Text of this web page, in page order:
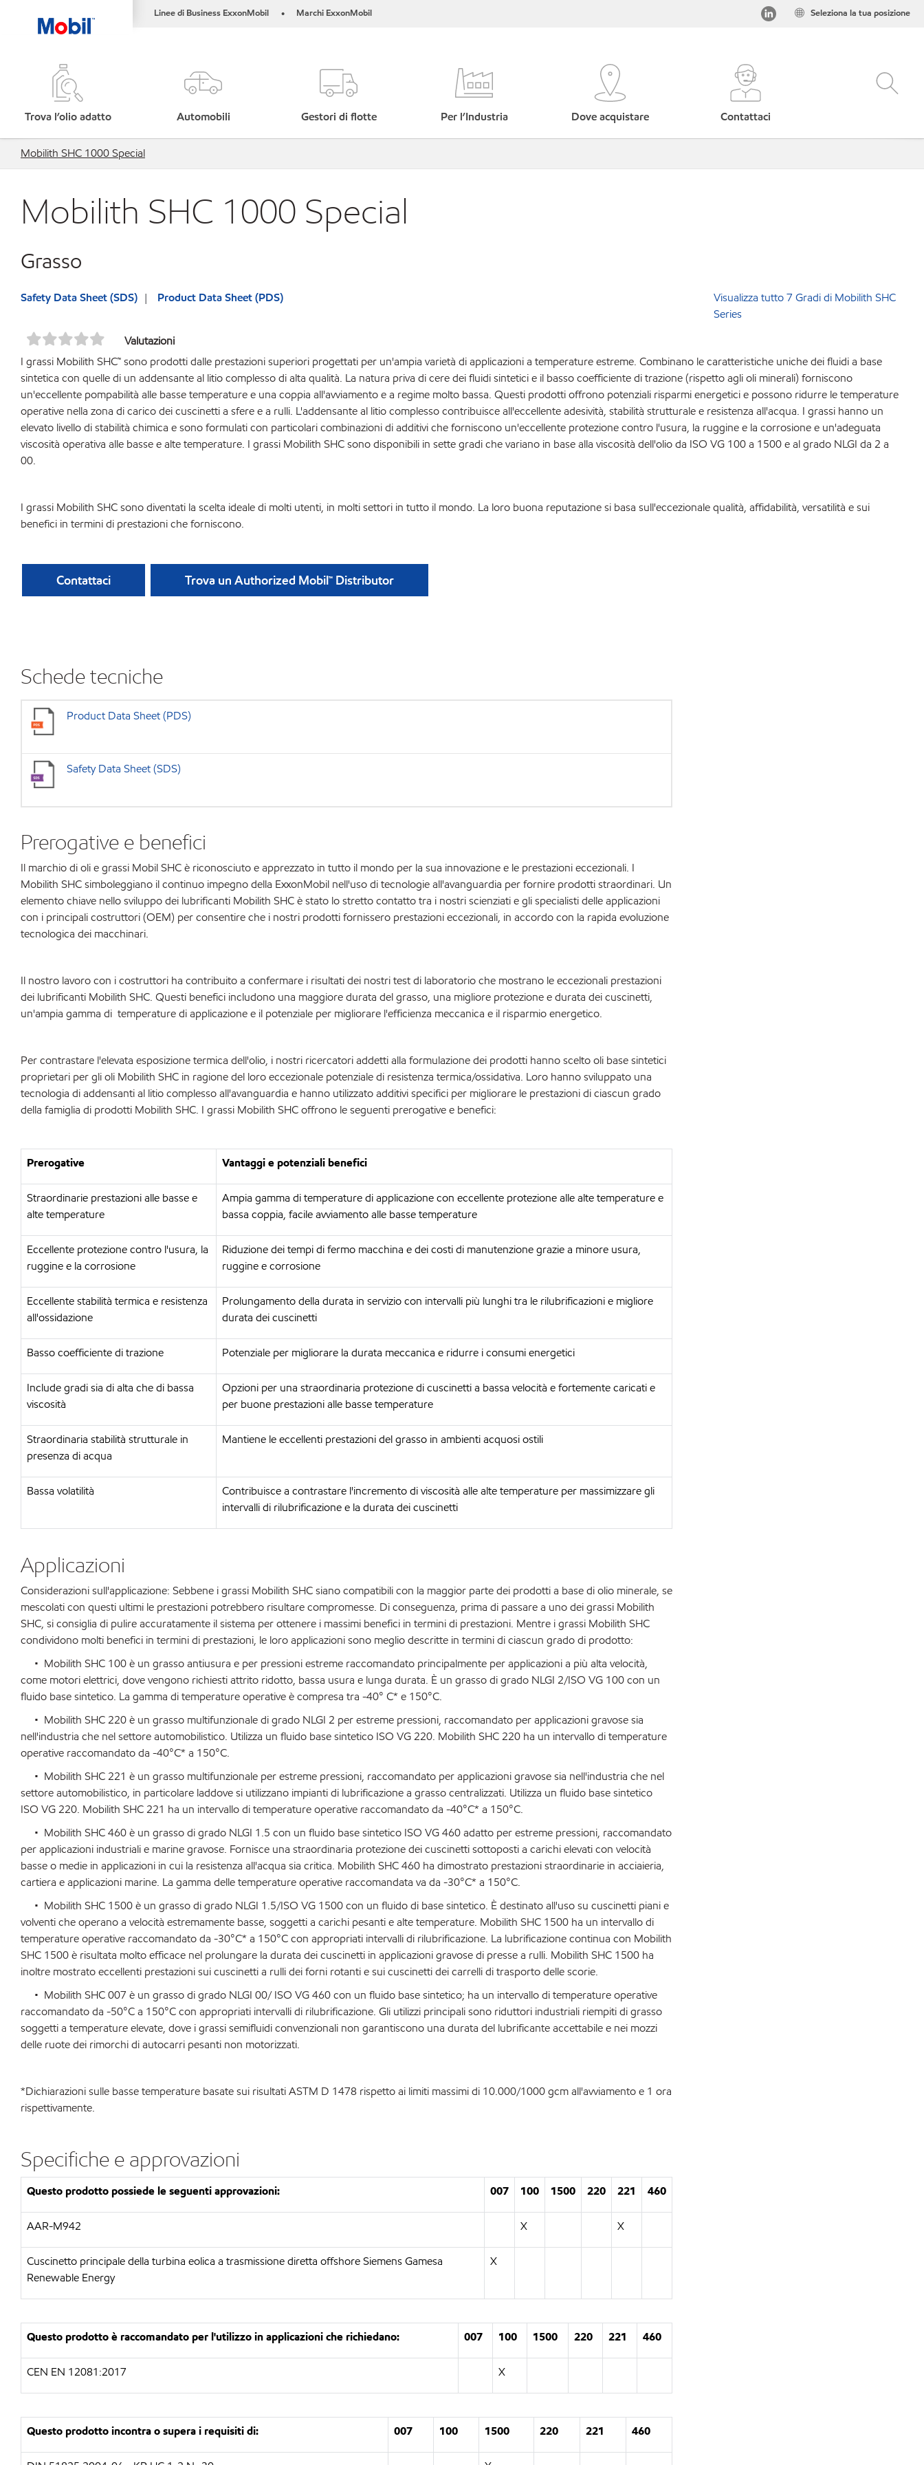
Linee di Business ExxonMobil • Marchi ExxonMobil Seleziona la tua posizione
Trova l’olio adatto Automobili Gestori di flotte Per l’Industria Dove acquistare Contattaci
Mobilith SHC 1000 Special
Mobilith SHC 1000 Special
Grasso
Safety Data Sheet (SDS) Product Data Sheet (PDS)
Visualizza tutto 7 Gradi di Mobilith SHC
Series
Valutazioni
I grassi Mobilith SHC™ sono prodotti dalle prestazioni superiori progettati per un'ampia varietà di applicazioni a temperature estreme. Combinano le caratteristiche uniche dei fluidi a base
sintetica con quelle di un addensante al litio complesso di alta qualità. La natura priva di cere dei fluidi sintetici e il basso coefficiente di trazione (rispetto agli oli minerali) forniscono
un'eccellente pompabilità alle basse temperature e una coppia all'avviamento e a regime molto bassa. Questi prodotti offrono potenziali risparmi energetici e possono ridurre le temperature
operative nella zona di carico dei cuscinetti a sfere e a rulli. L'addensante al litio complesso contribuisce all'eccellente adesività, stabilità strutturale e resistenza all'acqua. I grassi hanno un
elevato livello di stabilità chimica e sono formulati con particolari combinazioni di additivi che forniscono un'eccellente protezione contro l'usura, la ruggine e la corrosione e un'adeguata
viscosità operativa alle basse e alte temperature. I grassi Mobilith SHC sono disponibili in sette gradi che variano in base alla viscosità dell'olio da ISO VG 100 a 1500 e al grado NLGI da 2 a
00.
I grassi Mobilith SHC sono diventati la scelta ideale di molti utenti, in molti settori in tutto il mondo. La loro buona reputazione si basa sull'eccezionale qualità, affidabilità, versatilità e sui
benefici in termini di prestazioni che forniscono.
Contattaci Trova un Authorized Mobil™ Distributor
Schede tecniche
Product Data Sheet (PDS)
Safety Data Sheet (SDS)
Prerogative e benefici
Il marchio di oli e grassi Mobil SHC è riconosciuto e apprezzato in tutto il mondo per la sua innovazione e le prestazioni eccezionali. I
Mobilith SHC simboleggiano il continuo impegno della ExxonMobil nell'uso di tecnologie all'avanguardia per fornire prodotti straordinari. Un
elemento chiave nello sviluppo dei lubrificanti Mobilith SHC è stato lo stretto contatto tra i nostri scienziati e gli specialisti delle applicazioni
con i principali costruttori (OEM) per consentire che i nostri prodotti fornissero prestazioni eccezionali, in accordo con la rapida evoluzione
tecnologica dei macchinari.
Il nostro lavoro con i costruttori ha contribuito a confermare i risultati dei nostri test di laboratorio che mostrano le eccezionali prestazioni
dei lubrificanti Mobilith SHC. Questi benefici includono una maggiore durata del grasso, una migliore protezione e durata dei cuscinetti,
un'ampia gamma di temperature di applicazione e il potenziale per migliorare l'efficienza meccanica e il risparmio energetico.
Per contrastare l'elevata esposizione termica dell'olio, i nostri ricercatori addetti alla formulazione dei prodotti hanno scelto oli base sintetici
proprietari per gli oli Mobilith SHC in ragione del loro eccezionale potenziale di resistenza termica/ossidativa. Loro hanno sviluppato una
tecnologia di addensanti al litio complesso all'avanguardia e hanno utilizzato additivi specifici per migliorare le prestazioni di ciascun grado
della famiglia di prodotti Mobilith SHC. I grassi Mobilith SHC offrono le seguenti prerogative e benefici:
Prerogative Vantaggi e potenziali benefici
Straordinarie prestazioni alle basse e
alte temperature
Ampia gamma di temperature di applicazione con eccellente protezione alle alte temperature e
bassa coppia, facile avviamento alle basse temperature
Eccellente protezione contro l'usura, la
ruggine e la corrosione
Riduzione dei tempi di fermo macchina e dei costi di manutenzione grazie a minore usura,
ruggine e corrosione
Eccellente stabilità termica e resistenza
all'ossidazione
Prolungamento della durata in servizio con intervalli più lunghi tra le rilubrificazioni e migliore
durata dei cuscinetti
Basso coefficiente di trazione Potenziale per migliorare la durata meccanica e ridurre i consumi energetici
Include gradi sia di alta che di bassa
viscosità
Opzioni per una straordinaria protezione di cuscinetti a bassa velocità e fortemente caricati e
per buone prestazioni alle basse temperature
Straordinaria stabilità strutturale in
presenza di acqua
Mantiene le eccellenti prestazioni del grasso in ambienti acquosi ostili
Bassa volatilità
Contribuisce a contrastare l'incremento di viscosità alle alte temperature per massimizzare gli
intervalli di rilubrificazione e la durata dei cuscinetti
Applicazioni
Considerazioni sull'applicazione: Sebbene i grassi Mobilith SHC siano compatibili con la maggior parte dei prodotti a base di olio minerale, se
mescolati con questi ultimi le prestazioni potrebbero risultare compromesse. Di conseguenza, prima di passare a uno dei grassi Mobilith
SHC, si consiglia di pulire accuratamente il sistema per ottenere i massimi benefici in termini di prestazioni. Mentre i grassi Mobilith SHC
condividono molti benefici in termini di prestazioni, le loro applicazioni sono meglio descritte in termini di ciascun grado di prodotto:
• Mobilith SHC 100 è un grasso antiusura e per pressioni estreme raccomandato principalmente per applicazioni a più alta velocità,
come motori elettrici, dove vengono richiesti attrito ridotto, bassa usura e lunga durata. È un grasso di grado NLGI 2/ISO VG 100 con un
fluido base sintetico. La gamma di temperature operative è compresa tra -40° C* e 150°C.
• Mobilith SHC 220 è un grasso multifunzionale di grado NLGI 2 per estreme pressioni, raccomandato per applicazioni gravose sia
nell'industria che nel settore automobilistico. Utilizza un fluido base sintetico ISO VG 220. Mobilith SHC 220 ha un intervallo di temperature
operative raccomandato da -40°C* a 150°C.
• Mobilith SHC 221 è un grasso multifunzionale per estreme pressioni, raccomandato per applicazioni gravose sia nell'industria che nel
settore automobilistico, in particolare laddove si utilizzano impianti di lubrificazione a grasso centralizzati. Utilizza un fluido base sintetico
ISO VG 220. Mobilith SHC 221 ha un intervallo di temperature operative raccomandato da -40°C* a 150°C.
• Mobilith SHC 460 è un grasso di grado NLGI 1.5 con un fluido base sintetico ISO VG 460 adatto per estreme pressioni, raccomandato
per applicazioni industriali e marine gravose. Fornisce una straordinaria protezione dei cuscinetti sottoposti a carichi elevati con velocità
basse o medie in applicazioni in cui la resistenza all'acqua sia critica. Mobilith SHC 460 ha dimostrato prestazioni straordinarie in acciaieria,
cartiera e applicazioni marine. La gamma delle temperature operative raccomandata va da -30°C* a 150°C.
• Mobilith SHC 1500 è un grasso di grado NLGI 1.5/ISO VG 1500 con un fluido di base sintetico. È destinato all'uso su cuscinetti piani e
volventi che operano a velocità estremamente basse, soggetti a carichi pesanti e alte temperature. Mobilith SHC 1500 ha un intervallo di
temperature operative raccomandato da -30°C* a 150°C con appropriati intervalli di rilubrificazione. La lubrificazione continua con Mobilith
SHC 1500 è risultata molto efficace nel prolungare la durata dei cuscinetti in applicazioni gravose di presse a rulli. Mobilith SHC 1500 ha
inoltre mostrato eccellenti prestazioni sui cuscinetti a rulli dei forni rotanti e sui cuscinetti dei carrelli di trasporto delle scorie.
• Mobilith SHC 007 è un grasso di grado NLGI 00/ ISO VG 460 con un fluido base sintetico; ha un intervallo di temperature operative
raccomandato da -50°C a 150°C con appropriati intervalli di rilubrificazione. Gli utilizzi principali sono riduttori industriali riempiti di grasso
soggetti a temperature elevate, dove i grassi semifluidi convenzionali non garantiscono una durata del lubrificante accettabile e nei mozzi
delle ruote dei rimorchi di autocarri pesanti non motorizzati.
*Dichiarazioni sulle basse temperature basate sui risultati ASTM D 1478 rispetto ai limiti massimi di 10.000/1000 gcm all'avviamento e 1 ora
rispettivamente.
Specifiche e approvazioni
Questo prodotto possiede le seguenti approvazioni: 007 100 1500 220 221 460
AAR-M942 X X
Cuscinetto principale della turbina eolica a trasmissione diretta offshore Siemens Gamesa
Renewable Energy
X
Questo prodotto è raccomandato per l'utilizzo in applicazioni che richiedano: 007 100 1500 220 221 460
CEN EN 12081:2017 X
Questo prodotto incontra o supera i requisiti di: 007 100 1500 220 221 460